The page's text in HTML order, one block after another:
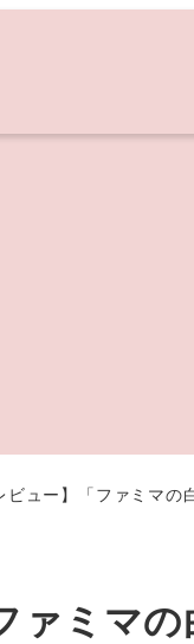
ビュー】「ファミマ
ァミマ